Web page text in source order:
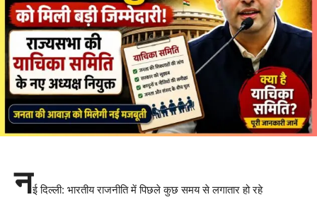
नई दिल्ली: भारतीय राजनीति में पिछले कुछ समय से लगातार हो रहे